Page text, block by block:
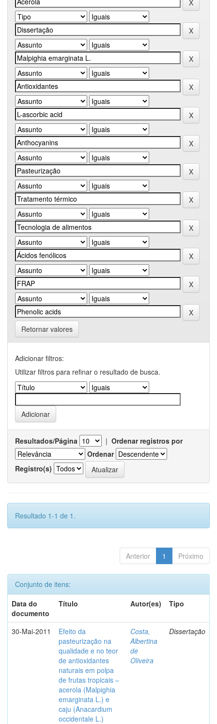
Retornar valores
Adicionar filtros:
Utilizar filtros para refinar o resultado de busca.
Resultados/Página | Ordenar registros por
Ordenar
Registro(s)
Resultado 1-1 de 1.
Anterior 1 Próximo
Conjunto de itens:
Data do
documento
Título Autor(es) Tipo
30-Mai-2011
Efeito da
pasteurização na
qualidade e no teor
de antioxidantes
naturais em polpa
de frutas tropicais –
acerola (Malpighia
emarginata L.) e
caju (Anacardium
occidentale L.)
Costa,
Albertina
de
Oliveira
Dissertação